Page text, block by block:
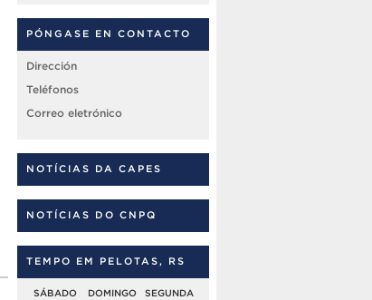
PÓNGASE EN CONTACTO
Dirección
Teléfonos
Correo eletrónico
NOTÍCIAS DA CAPES
NOTÍCIAS DO CNPQ
TEMPO EM PELOTAS, RS
SÁBADO DOMINGO SEGUNDA